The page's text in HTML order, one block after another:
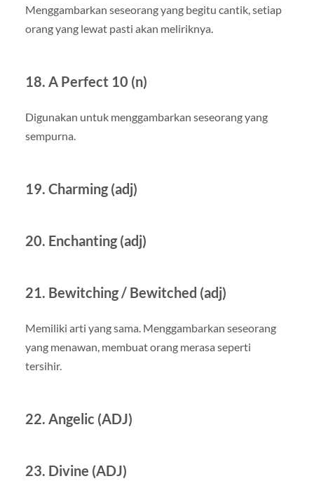
Menggambarkan seseorang yang begitu cantik, setiap
orang yang lewat pasti akan meliriknya.
18. A Perfect 10 (n)
Digunakan untuk menggambarkan seseorang yang
sempurna.
19. Charming (adj)
20. Enchanting (adj)
21. Bewitching / Bewitched (adj)
Memiliki arti yang sama. Menggambarkan seseorang
yang menawan, membuat orang merasa seperti
tersihir.
22. Angelic (ADJ)
23. Divine (ADJ)